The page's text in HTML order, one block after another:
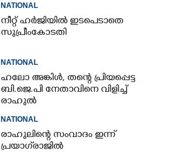
NATIONAL
നീറ്റ് ഹർജിയിൽ ഇടപെടാതെ
സുപ്രീംകോടതി
NATIONAL
ഹലോ അങ്കിൾ,​ തന്റെ പ്രിയപ്പെട്ട
ബി.ജെ.പി നേതാവിനെ വിളിച്ച്
രാഹുൽ
NATIONAL
രാഹുലിന്റെ സംവാദം ഇന്ന്
പ്രയാഗ്‌രാജിൽ